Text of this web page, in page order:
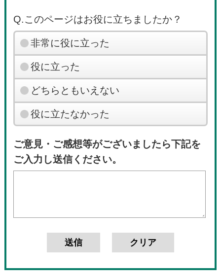
Q.このページはお役に立ちましたか？
非常に役に立った
役に立った
どちらともいえない
役に立たなかった
ご意見・ご感想等がございましたら下記を
ご入力し送信ください。